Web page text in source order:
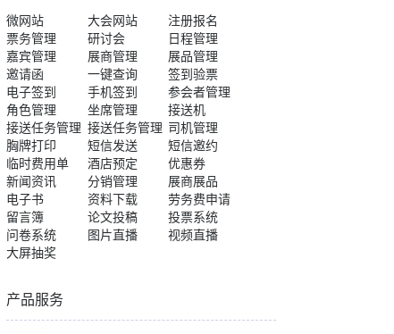
微网站 大会网站
注册报名
票务管理
研讨会
日程管理
嘉宾管理
展商管理
展品管理
邀请函
一键查询
签到验票
电子签到
手机签到
参会者管理
角色管理
坐席管理
接送机
接送任务管理 接送任务管理 司机管理
胸牌打印
短信发送
短信邀约
临时费用单
酒店预定
优惠券
新闻资讯
分销管理
展商展品
电子书
资料下载
劳务费申请
留言簿
论文投稿
投票系统
问卷系统
图片直播
视频直播
大屏抽奖
产品服务